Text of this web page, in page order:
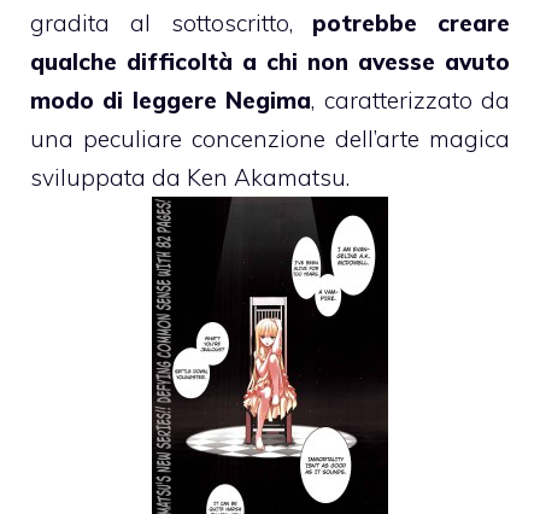
gradita al sottoscritto, potrebbe creare
qualche difficoltà a chi non avesse avuto
modo di leggere Negima, caratterizzato da
una peculiare concenzione dell’arte magica
sviluppata da Ken Akamatsu.